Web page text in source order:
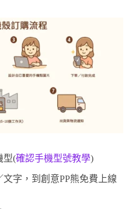
型(確認手機型號教學)
文字，到創意PP熊免費上線